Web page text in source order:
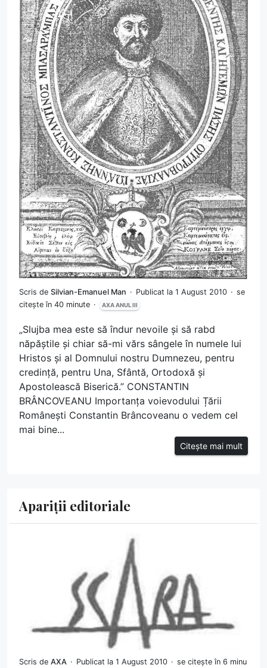
Scris de Silvian-Emanuel Man Publicat la 1 August 2010
se
citește în 40 minute
AXA ANUL III
„Slujba mea este să îndur nevoile și să rabd
năpăștile și chiar să-mi vărs sângele în numele lui
Hristos și al Domnului nostru Dumnezeu, pentru
credință, pentru Una, Sfântă, Ortodoxă și
Apostolească Biserică.” CONSTANTIN
BRÂNCOVEANU Importanța voievodului Țării
Românești Constantin Brâncoveanu o vedem cel
mai bine...
Citește mai mult
Apariții editoriale
Scris de AXA Publicat la 1 August 2010
se citește în 6 minu